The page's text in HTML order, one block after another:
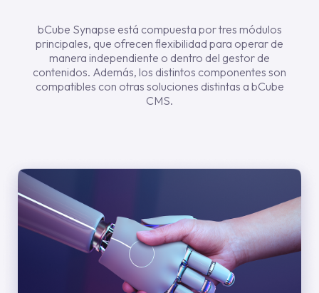
bCube Synapse está compuesta por tres módulos
principales, que ofrecen flexibilidad para operar de
manera independiente o dentro del gestor de
contenidos. Además, los distintos componentes son
compatibles con otras soluciones distintas a bCube
CMS.